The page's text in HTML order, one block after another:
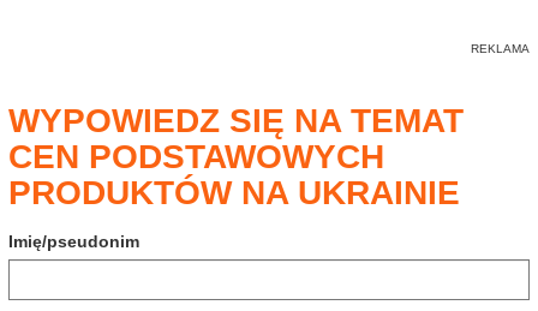
WYPOWIEDZ SIĘ NA TEMAT
CEN PODSTAWOWYCH
PRODUKTÓW NA UKRAINIE
Imię/pseudonim